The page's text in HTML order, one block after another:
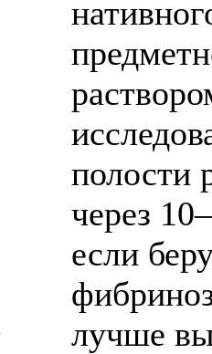
полости
через
если
лучше